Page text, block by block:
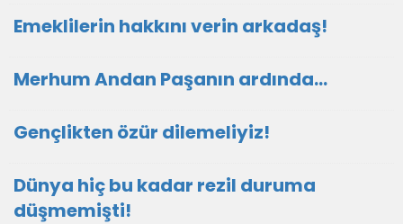
Emeklilerin hakkını verin arkadaş!
Merhum Andan Paşanın ardında…
Gençlikten özür dilemeliyiz!
Dünya hiç bu kadar rezil duruma
düşmemişti!